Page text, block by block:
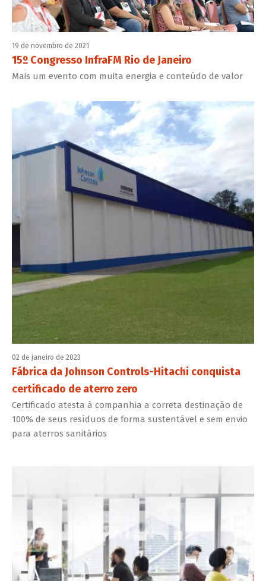
19 de novembro de 2021
15º Congresso InfraFM Rio de Janeiro
Mais um evento com muita energia e conteúdo de valor
02 de janeiro de 2023
Fábrica da Johnson Controls-Hitachi conquista
certificado de aterro zero
Certificado atesta à companhia a correta destinação de
100% de seus resíduos de forma sustentável e sem envio
para aterros sanitários